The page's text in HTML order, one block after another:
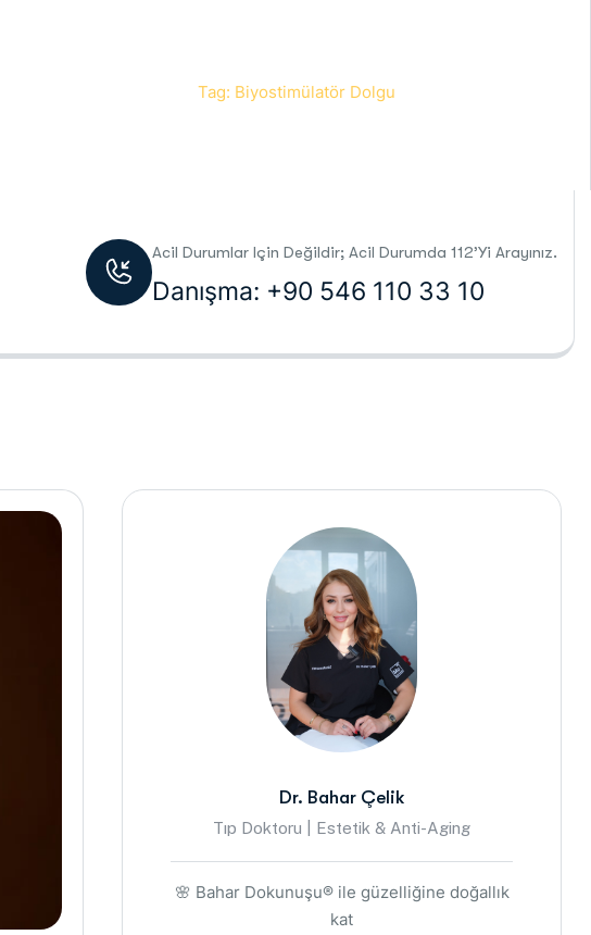
Tag: Biyostimülatör Dolgu
Acil Durumlar Için Değildir; Acil Durumda 112’yi Arayınız.
Danışma: +90 546 110 33 10
Dr. Bahar Çelik
Tıp Doktoru | Estetik & Anti-Aging
🌸 Bahar Dokunuşu® ile güzelliğine doğallık
kat